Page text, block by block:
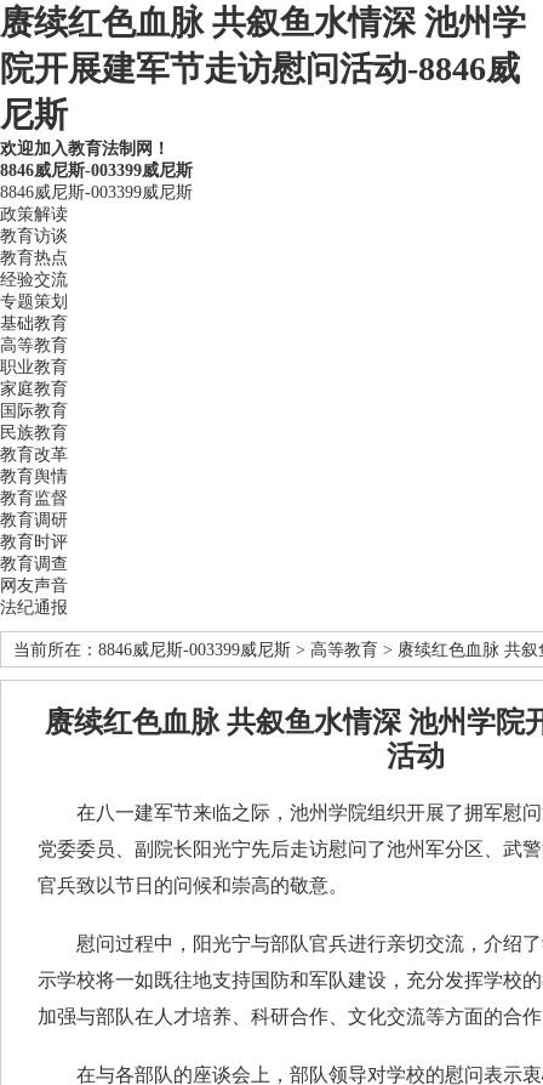
赓续红色血脉 共叙鱼水情深 池州学
院开展建军节走访慰问活动-8846威
尼斯
欢迎加入教育法制网！
8846威尼斯-003399威尼斯
8846威尼斯-003399威尼斯
政策解读
教育访谈
教育热点
经验交流
专题策划
基础教育
高等教育
职业教育
家庭教育
国际教育
民族教育
教育改革
教育舆情
教育监督
教育调研
教育时评
教育调查
网友声音
法纪通报
当前所在： 8846威尼斯-003399威尼斯 > 高等教育 > 赓续红色血脉 共
赓续红色血脉 共叙鱼水情深 池州学院
活动
在八一建军节来临之际，池州学院组织开展了拥军慰问
党委委员、副院长阳光宁先后走访慰问了池州军分区、武
官兵致以节日的问候和崇高的敬意。
慰问过程中，阳光宁与部队官兵进行亲切交流，介绍了
示学校将一如既往地支持国防和军队建设，充分发挥学校
加强与部队在人才培养、科研合作、文化交流等方面的合
在与各部队的座谈会上，部队领导对学校的慰问表示衷